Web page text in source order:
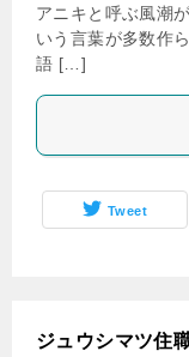
アニキと呼ぶ風潮
いう言葉が多数作
語 […]
Tweet
ジュウシマツ住